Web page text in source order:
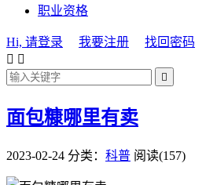
职业资格
Hi, 请登录 我要注册
找回密码
 

面包糠哪里有卖
2023-02-24 分类： 科普 阅读(157)